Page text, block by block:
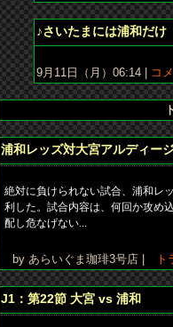
♪さいたまには浦和だけ
9月11日（月）06:14 | コ
浦和レッズ対大宮アルディー
絶対に負けられない試合、浦和レ
利した。試合内容は、何回か攻め
配し危なげない...
by あらいぐま珈琲3号店 | ト
J1：第22節 大宮 vs 浦和